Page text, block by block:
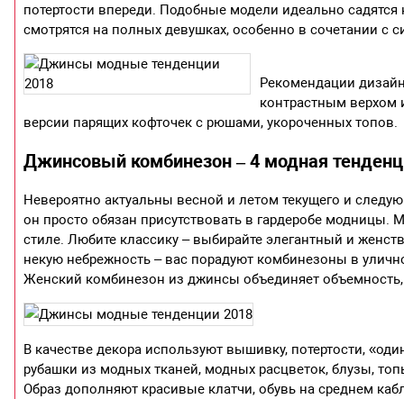
потертости впереди. Подобные модели идеально
смотрятся на полных девушках, особенно в сочетании
Рекомендации
контрастным верхом
версии парящих кофточек с рюшами, укороченных топов.
Джинсовый комбинезон – 4 модная
Невероятно актуальны весной и летом текущего и
он просто обязан присутствовать в гардеробе
стиле. Любите классику – выбирайте элегантный и
некую небрежность – вас порадуют комбинезоны в
Женский комбинезон из джинсы объединяет
В качестве декора используют вышивку, потертости,
рубашки из модных тканей, модных расцветок, блузы,
Образ дополняют красивые клатчи, обувь на среднем